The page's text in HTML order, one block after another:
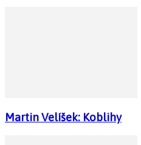
Martin Velíšek: Koblihy